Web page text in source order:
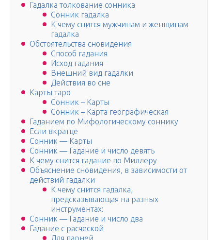
Гадалка толкование сонника
Сонник гадалка
К чему снится мужчинам и женщинам
гадалка
Обстоятельства сновидения
Способ гадания
Исход гадания
Внешний вид гадалки
Действия во сне
Карты таро
Сонник – Карты
Сонник – Карта географическая
Гаданием по Мифологическому соннику
Если вкратце
Сонник — Карты
Сонник — Гадание и число девять
К чему снится гадание по Миллеру
Объяснение сновидения, в зависимости от
действий гадалки
К чему снится гадалка,
предсказывающая на разных
инструментах:
Сонник — Гадание и число два
Гадание с расческой
Для парней